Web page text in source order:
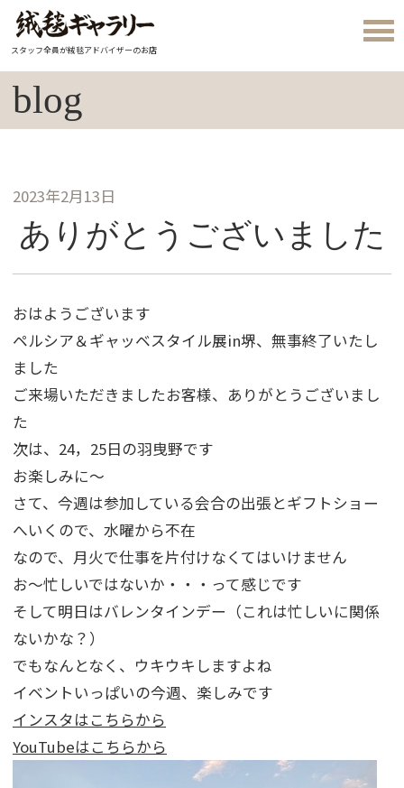
スタッフ全員が絨毯アドバイザーのお店
blog
2023年2月13日
ありがとうございました
おはようございます
ペルシア＆ギャッベスタイル展in堺、無事終了いたし
ました
ご来場いただきましたお客様、ありがとうございまし
た
次は、24，25日の羽曳野です
お楽しみに～
さて、今週は参加している会合の出張とギフトショー
へいくので、水曜から不在
なので、月火で仕事を片付けなくてはいけません
お～忙しいではないか・・・って感じです
そして明日はバレンタインデー（これは忙しいに関係
ないかな？）
でもなんとなく、ウキウキしますよね
イベントいっぱいの今週、楽しみです
インスタはこちらから
YouTubeはこちらから